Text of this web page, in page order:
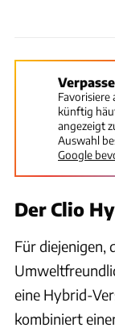
künftig
angezeigt
Auswahl
Google
Der Clio
Für diejenigen,
eine Hybrid-
kombiniert